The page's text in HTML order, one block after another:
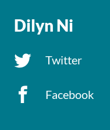
Dilyn Ni
Twitter
Facebook